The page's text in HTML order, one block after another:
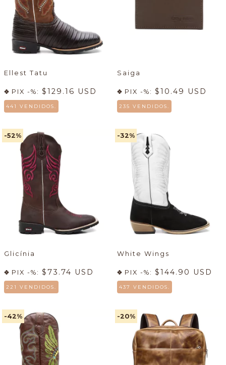
Ellest Tatu
PIX -%: $129.16 USD
441 VENDIDOS.
Saiga
PIX -%: $10.49 USD
235 VENDIDOS.
-52%
Glicínia
PIX -%: $73.74 USD
221 VENDIDOS.
-32%
White Wings
PIX -%: $144.90 USD
437 VENDIDOS.
-42% -20%